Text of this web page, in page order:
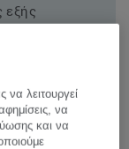
εξής
joints
λειτουργεί
να
και να